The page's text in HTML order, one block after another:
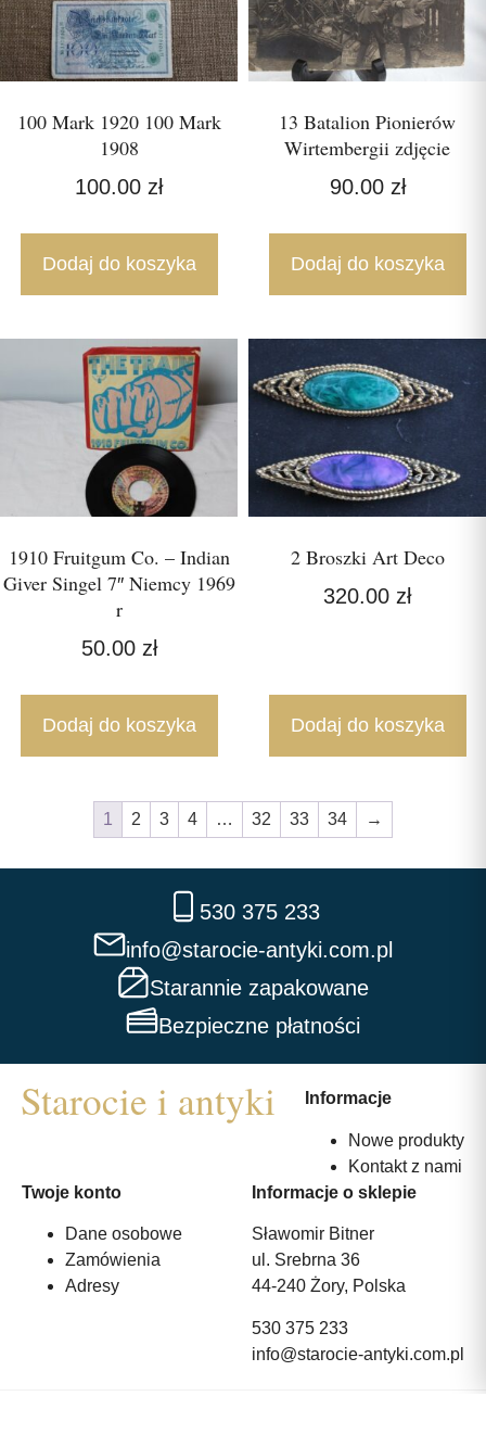
100 Mark 1920 100 Mark
1908
100.00 zł
Dodaj do koszyka
13 Batalion Pionierów
Wirtembergii zdjęcie
90.00 zł
Dodaj do koszyka
1910 Fruitgum Co. – Indian
Giver Singel 7″ Niemcy 1969
r
50.00 zł
Dodaj do koszyka
2 Broszki Art Deco
320.00 zł
Dodaj do koszyka
1 2 3 4 … 32 33 34 →
530 375 233
info@starocie-antyki.com.pl
Starannie zapakowane
Bezpieczne płatności
Informacje
Nowe produkty
Kontakt z nami
Twoje konto
Dane osobowe
Zamówienia
Adresy
Informacje o sklepie
Sławomir Bitner
ul. Srebrna 36
44-240 Żory, Polska
530 375 233
info@starocie-antyki.com.pl